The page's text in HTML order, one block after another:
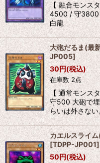
【 融合モンス
4500 / 守3800
白龍
大砲だるま(最
JP005]
30円(税込)
在庫数 2点
【 通常モンス
守500 大砲で
らいは外さない
カエルスライ
[TDPP-JP001]
50円(税込)